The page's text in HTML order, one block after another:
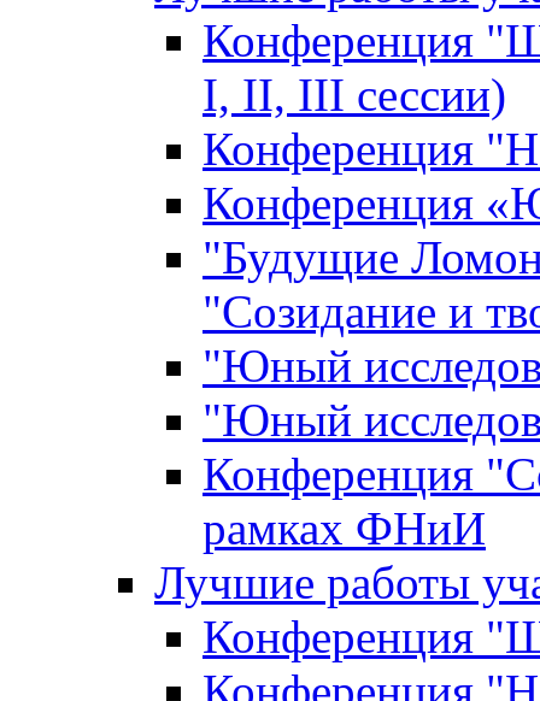
Конференция
I, II, III сессии)
Конференция
Конференция
"Будущие
"Созидание и
"Юный
"Юный
Конференция
рамках ФНиИ
Лучшие работы
Конференция